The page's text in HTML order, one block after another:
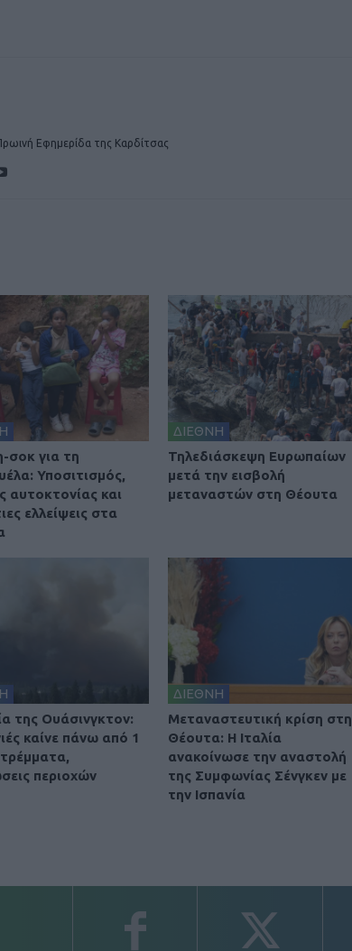
Εφημερίδα της Καρδίτσας
σοκ για τη
Υποσιτισμός,
αυτοκτονίας και
ελλείψεις στα
ΔΙΕΘΝΗ
Τηλεδιάσκεψη Ευρωπαίων
μετά την εισβολή
μεταναστών στη Θέουτα
της Ουάσινγκτον:
καίνε πάνω από 1
περιοχών
ΔΙΕΘΝΗ
Μεταναστευτική κρίση στη
Θέουτα: Η Ιταλία
ανακοίνωσε την αναστολή
της Συμφωνίας Σένγκεν με
την Ισπανία